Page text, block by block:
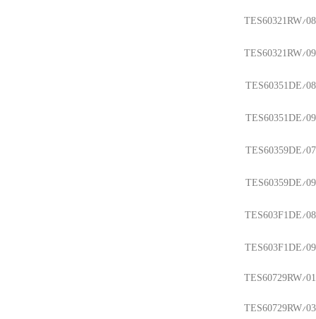
TES60321RW/08
TES60321RW/09
TES60351DE/08
TES60351DE/09
TES60359DE/07
TES60359DE/09
TES603F1DE/08
TES603F1DE/09
TES60729RW/01
TES60729RW/03